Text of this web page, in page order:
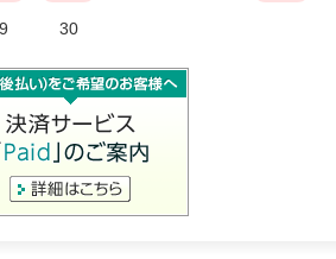
30